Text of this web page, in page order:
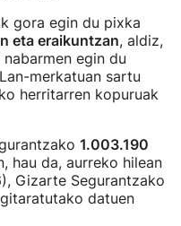
gora egin du pixka
eta eraikuntzan, aldiz,
egin du
merkatuan sartu
herritarren kopuruak
1.003.190
hau da, aurreko hilean
Gizarte Segurantzako
datuen